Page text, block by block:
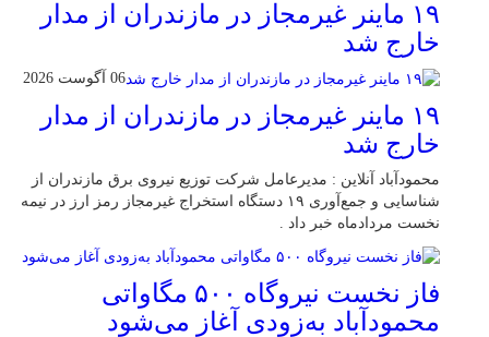
۱۹ ماینر غیرمجاز در مازندران از مدار
خارج شد
06 آگوست 2026
۱۹ ماینر غیرمجاز در مازندران از مدار
خارج شد
محمودآباد آنلاین : مدیرعامل شرکت توزیع نیروی برق مازندران از
شناسایی و جمع‌آوری ۱۹ دستگاه استخراج غیرمجاز رمز ارز در نیمه
نخست مردادماه خبر داد .
فاز نخست نیروگاه ۵۰۰ مگاواتی
محمودآباد به‌زودی آغاز می‌شود